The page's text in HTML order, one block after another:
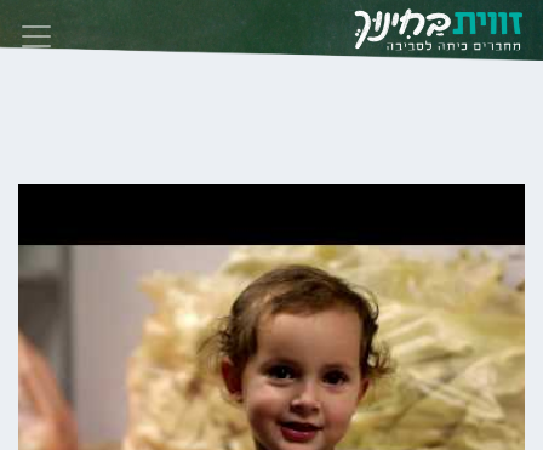
Skip to content